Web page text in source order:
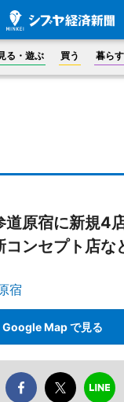
る・遊ぶ 買う 暮ら
道原宿に新規4
コンセプト店な
宿
Google Map で見る